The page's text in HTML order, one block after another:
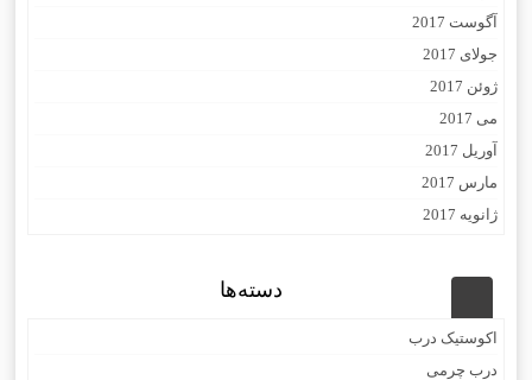
آگوست 2017
جولای 2017
ژوئن 2017
می 2017
آوریل 2017
مارس 2017
ژانویه 2017
دسته‌ها
اکوستیک درب
درب چرمی